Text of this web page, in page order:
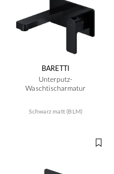
BARETTI
Unterputz-
Waschtischarmatur
Schwarz matt (BLM)